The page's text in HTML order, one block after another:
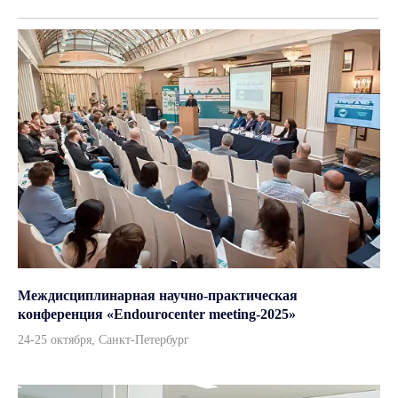
Междисциплинарная научно-практическая
конференция «Endourocenter meeting-2025»
24-25 октября, Санкт-Петербург
Каталог
Гинекология